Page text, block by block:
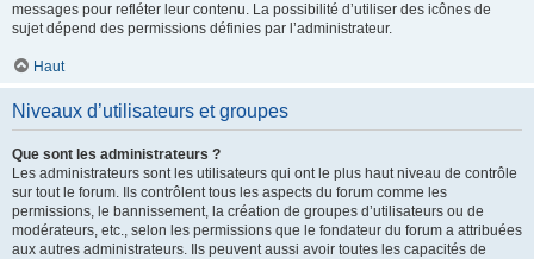
messages pour refléter leur contenu. La possibilité d’utiliser des icônes de
sujet dépend des permissions définies par l’administrateur.
Haut
Niveaux d’utilisateurs et groupes
Que sont les administrateurs ?
Les administrateurs sont les utilisateurs qui ont le plus haut niveau de contrôle
sur tout le forum. Ils contrôlent tous les aspects du forum comme les
permissions, le bannissement, la création de groupes d’utilisateurs ou de
modérateurs, etc., selon les permissions que le fondateur du forum a attribuées
aux autres administrateurs. Ils peuvent aussi avoir toutes les capacités de